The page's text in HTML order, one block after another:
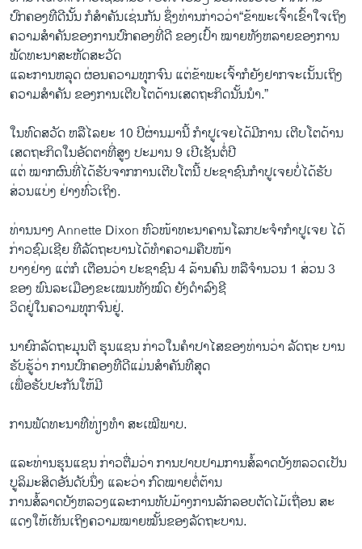
ປົກຄອງ​ທ່ີ​ດີນັ້ນ​ ກໍ​ສຳຄັນ​ເຊ່ນ​ກັນ ຊຶ່ງ​ທ່ານ​ກ່າວ​ວ່າ“ຂ້າພະເຈົ້າເຂົ້າໃຈເຖິງ
ຄວາມສຳຄັນຂອງການປົກຄອງທີ່ດີ ຂອງ​ເປົ້າ ໝາຍ​ທັງຫລາຍ​ຂອງ​ການ​
ພັດທະນາ​ສະຫັດ​ສະ​ວັດ
ແລະການຫລຸດ ຜ່ອນຄວາມທຸກຈົນ ແຕ່ຂ້າພະເຈົ້າກໍຍັງຢາກຈະເນັ້ນເຖິງ
ຄວາມສຳຄັນ ຂອງການເຕີບໂຕດ້ານເສດຖະກິດນັ້ນນຳ.”
ໃນ​ທົດ​ສວັດ ຫລື​ໄລຍະ 10 ປີ​ຜ່ານ​ມາ​ນີ້ ກຳປູ​ເຈຍ​ໄດ້​ມີການ ເຕີບ​ໂຕ​ດ້ານ​
ເສດຖະກິດໃນ​ອັດຕາ​ທີ່ສູງ​ ປະມານ 9 ເປີ​ເຊັນ​ຕໍ່​ປີ​
ແຕ່ ໝາກຜົນ​ທີ່​ໄດ້​ຮັບ​ຈາກ​ການ​ເຕີບ​ໂຕ​ນີ້​ ປະຊາຊົນກຳປູ​ເຈຍ​ບໍ່​ໄດ້​ຮັບ​
ສ່ວນ​ແບ່ງ ຢ່າງ​ທົ່ວ​ເຖິງ.
ທ່ານ​ນາງ Annette Dixon ຫົວໜ້າ​ທະນາຄານ​ໂລກ​ປະຈຳ​ກຳປູ​ເຈຍ ​ໄດ້​
ກ່າວ​ຊົມ​ເຊີຍ​ ທ່ີ​ລັດຖະບານ​ໄດ້​ທຳ​ຄວາມ​ຄືບ​ໜ້າ
ບາງ​ຢ່າງ​ ແຕ່​ກໍ ເຕືອນ​ວ່າ ປະຊາຊົນ 4 ລ້ານ​ຄົນ​ ຫລື​ຈຳນວນ 1 ສ່ວນ 3
ຂອງ​ ພົນລະ​ເມືອງຂະ​ເໝນ​ທັງ​ໝົດ​ ຍັງ​ດຳລົງ​ຊີ
ວິດ​ຢູ່​ໃນ​ຄວາມທຸກ​ຈົນຢູ່.
ນາຍົກລັດຖະມຸນຕີ ຮຸນ​ແຊນ​ ​ກ່າວໃນ​ຄຳ​ປາ​ໄສ​ຂອງທ່ານວ່າ ລັດຖະ ບາ​ນ
ຮັບ​ຮູ້​ວ່າ ການ​ປົກຄອງ​ທ່ີ​ດີ​ແມ່ນ​ສຳຄັນ​ທ່ີ​ສຸດ
ເພື່ອ​ຮັບປະກັນ​ໃຫ້​ມີ
ການ​ພັດທະນາ​ທ່ີ​ທ່ຽງ​ທຳ ສະ​ເໝີ​ພາບ.
ແລະ​ທ່ານ​ຮຸນ​ແຊນ ກ່າວ​ຕື່ມ​ວ່າ ການ​ປາບປາມ​ການ​ສໍ້​ລາດ​ບັງ​ຫລວດ​ເປັນ
ບູລິ​ມະ​ສິດ​ອັນ​ດັບ​ນຶ່ງ ແລະ​ວ່າ ກົດໝາຍຕໍ່ຕ້ານ
ການ​ສໍ້​ລາດ​ບັງ​ຫລວງ​ແລະການ​ທັບ​ມ້າງ​ການ​ລັກລອບ​ຕັດ​ໄມ້​ເຖື່ອນ ສະ​
ແດງ​ໃຫ້​ເຫັນ​ເຖິງຄວາມ​ໝາຍ​ໝັ້ນ​ຂອງ​ລັດຖະບານ.